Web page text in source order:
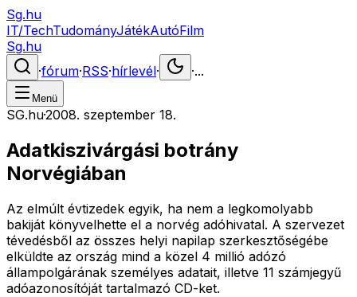
Sg.hu
IT/TechTudományJátékAutóFilm
Sg.hu
·fórum·RSS·hírlevél· ·...
Menü
SG.hu·2008. szeptember 18.
Adatkiszivárgási botrány
Norvégiában
Az elmúlt évtizedek egyik, ha nem a legkomolyabb
bakiját könyvelhette el a norvég adóhivatal. A szervezet
tévedésből az összes helyi napilap szerkesztőségébe
elküldte az ország mind a közel 4 millió adózó
állampolgárának személyes adatait, illetve 11 számjegyű
adóazonosítóját tartalmazó CD-ket.